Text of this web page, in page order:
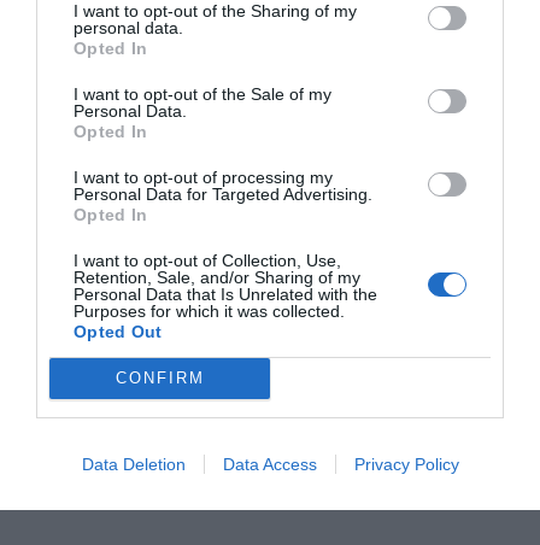
I want to opt-out of the Sharing of my
personal data.
Opted In
I want to opt-out of the Sale of my
Personal Data.
Opted In
I want to opt-out of processing my
Personal Data for Targeted Advertising.
Opted In
I want to opt-out of Collection, Use,
Retention, Sale, and/or Sharing of my
Personal Data that Is Unrelated with the
Purposes for which it was collected.
Opted Out
CONFIRM
Data Deletion Data Access Privacy Policy